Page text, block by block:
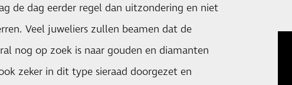
de dag eerder regel dan uitzondering en niet
Veel juweliers zullen beamen dat de
nog op zoek is naar gouden en diamanten
zeker in dit type sieraad doorgezet en